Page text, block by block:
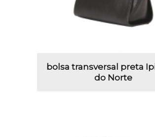
bolsa transversal preta
do Norte